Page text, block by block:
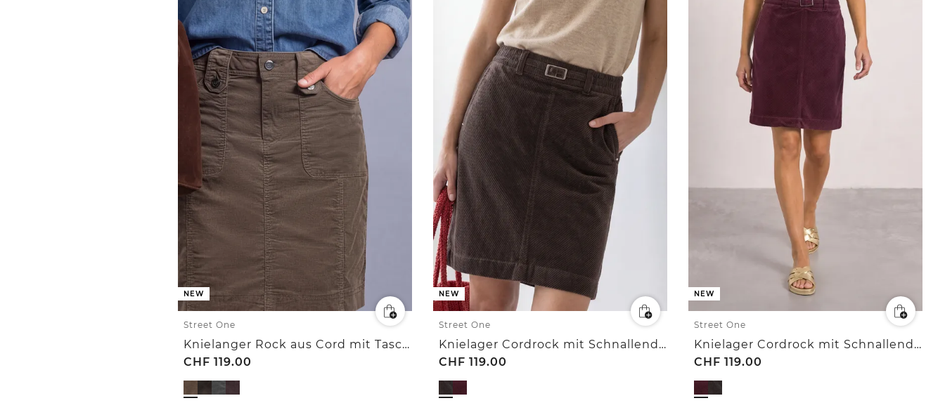
NEW
Street One
Knielanger Rock aus Cord mit Taschen
CHF 119.00
NEW
Street One
Knielager Cordrock mit Schnallendetail
CHF 119.00
NEW
Street One
Knielager Cordrock mit Schnallendetail
CHF 119.00